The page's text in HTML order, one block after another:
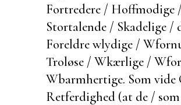
Fortredere / Hoffmodige /
Stortalende / Skadelige /
Foreldre wlydige /
Troløse / Wkærlige /
Wbarmhertige. Som vide
Retferdighed (at de /